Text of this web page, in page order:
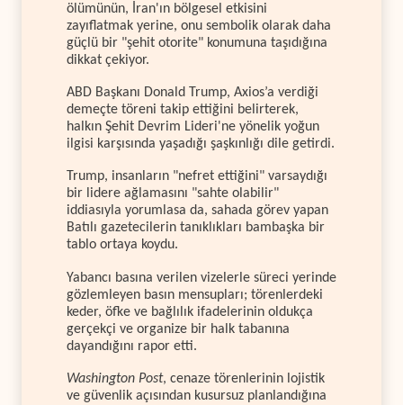
ölümünün, İran'ın bölgesel etkisini
zayıflatmak yerine, onu sembolik olarak daha
güçlü bir "şehit otorite" konumuna taşıdığına
dikkat çekiyor.
ABD Başkanı Donald Trump, Axios’a verdiği
demeçte töreni takip ettiğini belirterek,
halkın Şehit Devrim Lideri'ne yönelik yoğun
ilgisi karşısında yaşadığı şaşkınlığı dile getirdi.
Trump, insanların "nefret ettiğini" varsaydığı
bir lidere ağlamasını "sahte olabilir"
iddiasıyla yorumlasa da, sahada görev yapan
Batılı gazetecilerin tanıklıkları bambaşka bir
tablo ortaya koydu.
Yabancı basına verilen vizelerle süreci yerinde
gözlemleyen basın mensupları; törenlerdeki
keder, öfke ve bağlılık ifadelerinin oldukça
gerçekçi ve organize bir halk tabanına
dayandığını rapor etti.
Washington Post, cenaze törenlerinin lojistik
ve güvenlik açısından kusursuz planlandığına